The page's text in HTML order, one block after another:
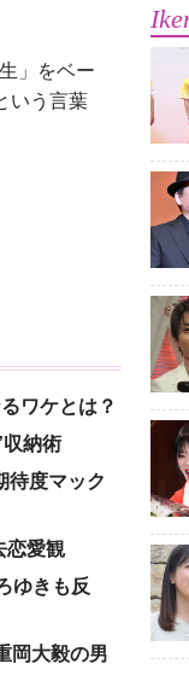
」をベー
いう言葉
ワケとは？
納術
待度マック
恋愛観
ゆきも反
岡大毅の男